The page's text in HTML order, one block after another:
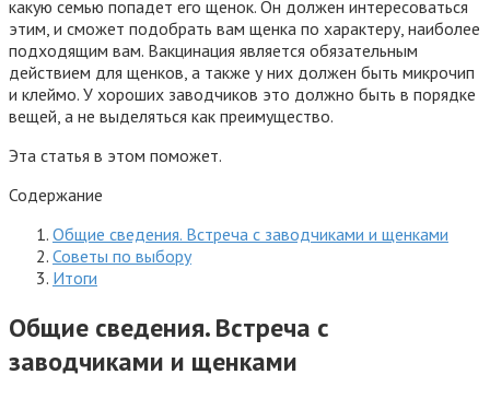
какую семью попадет его щенок. Он должен интересоваться
этим, и сможет подобрать вам щенка по характеру, наиболее
подходящим вам. Вакцинация является обязательным
действием для щенков, а также у них должен быть микрочип
и клеймо. У хороших заводчиков это должно быть в порядке
вещей, а не выделяться как преимущество.
Эта статья в этом поможет.
Содержание
Общие сведения. Встреча с заводчиками и щенками
Советы по выбору
Итоги
Общие сведения. Встреча с
заводчиками и щенками